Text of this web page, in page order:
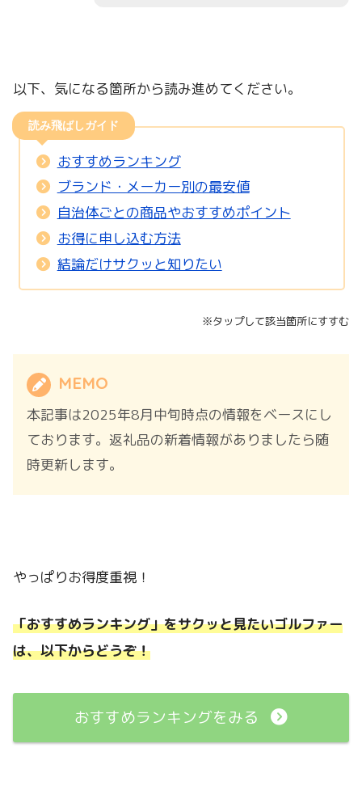
以下、気になる箇所から読み進めてください。
読み飛ばしガイド
おすすめランキング
ブランド・メーカー別の最安値
自治体ごとの商品やおすすめポイント
お得に申し込む方法
結論だけサクッと知りたい
※タップして該当箇所にすすむ
MEMO
本記事は2025年8月中旬時点の情報をベースにし
ております。返礼品の新着情報がありましたら随
時更新します。
やっぱりお得度重視！
「おすすめランキング」をサクッと見たいゴルファー
は、以下からどうぞ！
おすすめランキングをみる